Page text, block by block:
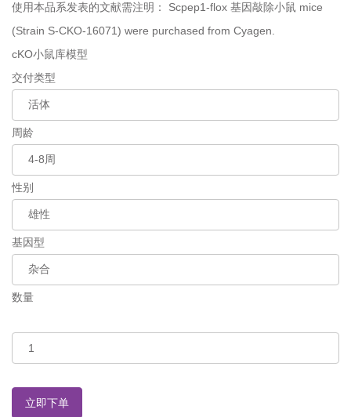
使用本品系发表的文献需注明： Scpep1-flox 基因敲除小鼠 mice
(Strain S-CKO-16071) were purchased from Cyagen.
cKO小鼠库模型
交付类型
周龄
性别
基因型
数量
立即下单